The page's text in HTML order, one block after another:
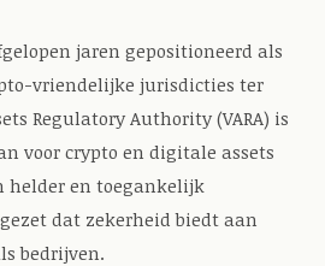
jaren gepositioneerd als
vriendelijke jurisdicties ter
Regulatory Authority (VARA) is
voor crypto en digitale assets
helder en toegankelijk
dat zekerheid biedt aan
bedrijven.